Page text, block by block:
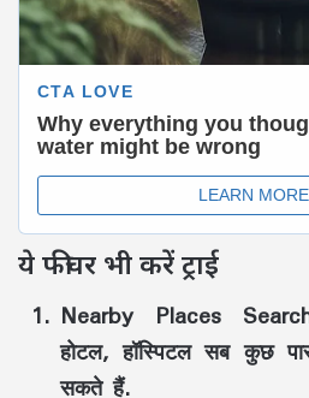
ये फीचर भी करें ट्राई
Nearby Places
होटल, हॉस्पिटल सब कुछ
सकते हैं.